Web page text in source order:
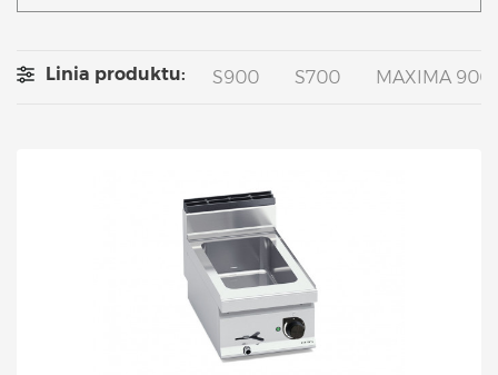
Linia produktu: S900 S700 MAXIMA 900